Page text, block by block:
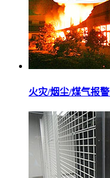
火灾/烟尘/煤气报